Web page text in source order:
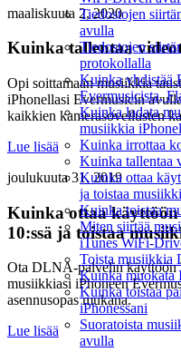
Tiedostojen
avulla
Tiedostojen
protokollalla
Kuinka yhdistää
Evermusicista,
Kuinka ladata
musiikkia
Kuinka irrottaa
Kuinka tallentaa
Kuinka ottaa
ja toistaa
Kuinka toistaa
Miten siirtää
iTunes WiFi-
Toista musiikkia
Kuinka muokata
Kuinka toistaa
iPhonessani
Suoratoista
avulla
maaliskuuta 2, 2020
Kuinka tallentaa
Opi soittamaan musiikkia
iPhonellasi Evermusicin
kaikkien kamerasovellusten
Lue lisää
joulukuuta 31, 2019
Kuinka ottaa
10:ssä ja toistaa
Ota DLNA-palvelin käyttöön
musiikkiasi iPhoneen
asennusopas mukana.
Lue lisää